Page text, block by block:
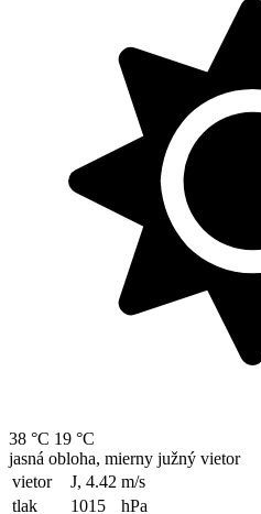
38 °C 19 °C
jasná obloha, mierny južný vietor
vietor
J, 4.42 m/s
tlak
1015
hPa